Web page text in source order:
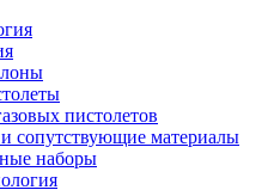
пистолетов
сопутствующие материалы
наборы